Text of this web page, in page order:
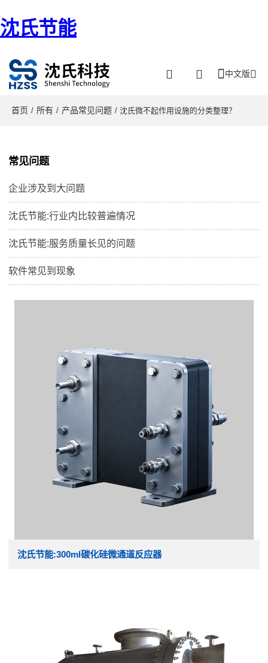
沈氏节能
中文版
首页 / 所有 / 产品常见问题 / 沈氏微不起作用设施的分类整理？
常见问题
企业涉及到大问题
沈氏节能:行业内比较普遍情况
沈氏节能:服务质量长见的问题
软件常见到现象
沈氏节能:300ml碳化硅微通道反应器